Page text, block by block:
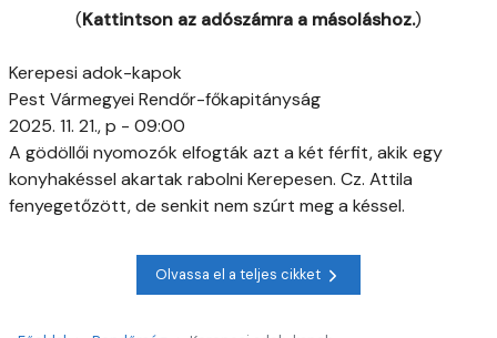
(Kattintson az adószámra a másoláshoz.)
Kerepesi adok-kapok
Pest Vármegyei Rendőr-főkapitányság
2025. 11. 21., p - 09:00
A gödöllői nyomozók elfogták azt a két férfit, akik egy
konyhakéssel akartak rabolni Kerepesen. Cz. Attila
fenyegetőzött, de senkit nem szúrt meg a késsel.
Olvassa el a teljes cikket